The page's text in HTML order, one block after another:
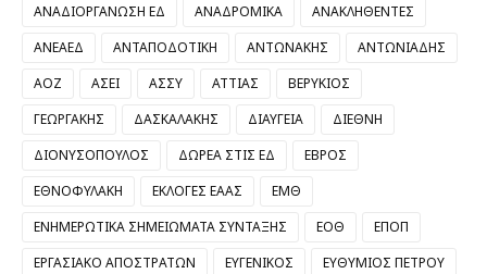
ΑΝΑΔΙΟΡΓΑΝΩΣΗ ΕΔ
ΑΝΑΔΡΟΜΙΚΑ
ΑΝΑΚΛΗΘΕΝΤΕΣ
ΑΝΕΑΕΔ
ΑΝΤΑΠΟΔΟΤΙΚΗ ΑΝΤΩΝΑΚΗΣ
ΑΝΤΩΝΙΑΔΗΣ
ΑΟΖ
ΑΣΕΙ ΑΣΣΥ ΑΤΤΙΑΣ
ΒΕΡΥΚΙΟΣ
ΓΕΩΡΓΑΚΗΣ
ΔΑΣΚΑΛΑΚΗΣ ΔΙΑΥΓΕΙΑ
ΔΙΕΘΝΗ
ΔΙΟΝΥΣΟΠΟΥΛΟΣ
ΔΩΡΕΑ ΣΤΙΣ ΕΔ
ΕΒΡΟΣ
ΕΘΝΟΦΥΛΑΚΗ
ΕΚΛΟΓΕΣ ΕΑΑΣ
ΕΜΘ
ΕΝΗΜΕΡΩΤΙΚΑ ΣΗΜΕΙΩΜΑΤΑ ΣΥΝΤΑΞΗΣ
ΕΟΘ
ΕΠΟΠ
ΕΡΓΑΣΙΑΚΟ ΑΠΟΣΤΡΑΤΩΝ
ΕΥΓΕΝΙΚΟΣ
ΕΥΘΥΜΙΟΣ ΠΕΤΡΟΥ